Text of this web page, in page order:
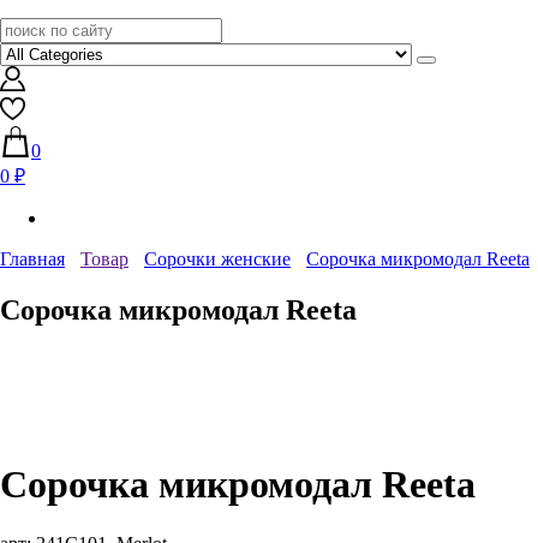
0
0 ₽
Главная Товар Сорочки женские Сорочка микромодал Reeta
Сорочка микромодал Reeta
Сорочка микромодал Reeta